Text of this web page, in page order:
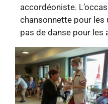
accordéoniste.
chansonnette pour les
pas de danse pour les